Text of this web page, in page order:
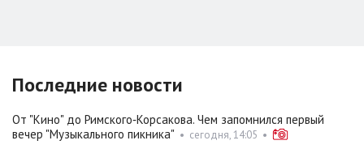
Последние новости
От "Кино" до Римского‑Корсакова. Чем запомнился первый
вечер "Музыкального пикника" • сегодня, 14:05 •